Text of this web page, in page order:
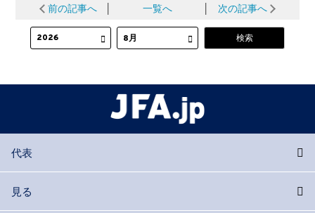
前の記事へ 一覧へ 次の記事へ
代表
見る